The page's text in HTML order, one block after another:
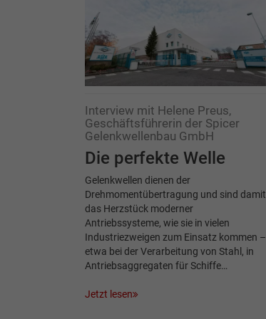
Interview mit Helene Preus,
Geschäftsführerin der Spicer
Gelenkwellenbau GmbH
Die perfekte Welle
Gelenkwellen dienen der
Drehmomentübertragung und sind damit
das Herzstück moderner
Antriebssysteme, wie sie in vielen
Industriezweigen zum Einsatz kommen –
etwa bei der Verarbeitung von Stahl, in
Antriebsaggregaten für Schiffe…
Jetzt lesen